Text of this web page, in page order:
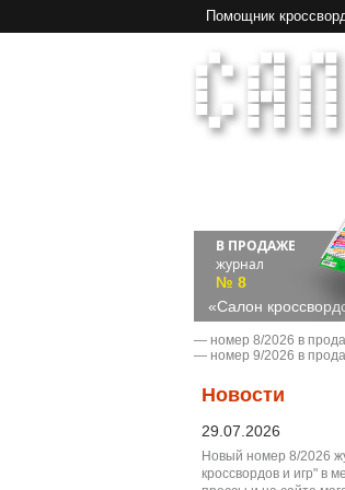
Помощник
В ПРОДАЖЕ
журнал
№ 8
«Салон
― номер 8/2026 в
― номер 9/2026 в
Новости
29.07.2026
Новый номер 8/2026
кроссвордов и игр" в